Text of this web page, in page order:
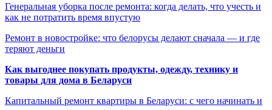
Генеральная уборка после ремонта: когда делать, что учесть и
как не потратить время впустую
Ремонт в новостройке: что белорусы делают сначала — и где
теряют деньги
Как выгоднее покупать продукты, одежду, технику и
товары для дома в Беларуси
Капитальный ремонт квартиры в Беларуси: с чего начинать и